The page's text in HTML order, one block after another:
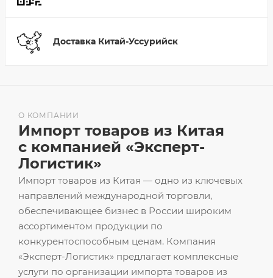
Доставка Китай-Уссурийск
Импорт товаров из Китая — одно из ключевых
направлений международной торговли,
обеспечивающее бизнес в России широким
ассортиментом продукции по
конкурентоспособным ценам. Компания
«Эксперт-Логистик» предлагает комплексные
услуги по организации импорта товаров из
О КОМПАНИИ
Импорт товаров из Китая
с компанией «Эксперт-
Логистик»